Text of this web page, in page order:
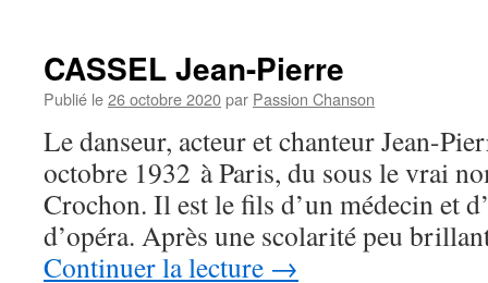
CASSEL Jean-Pierre
Publié le26 octobre 2020par Passion Chanson
Le danseur, acteur et chanteur Jean-
octobre 1932 à Paris, du sous le vrai
Crochon. Il est le fils d’un médecin et
d’opéra. Après une scolarité peu
Continuer la lecture →